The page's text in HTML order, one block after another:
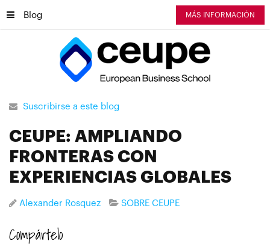
Blog MÁS INFORMACIÓN
Suscribirse a este blog
CEUPE: AMPLIANDO
FRONTERAS CON
EXPERIENCIAS GLOBALES
Alexander Rosquez SOBRE CEUPE
Compártelo